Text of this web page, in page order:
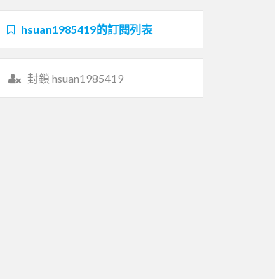
hsuan1985419的訂閱列表
封鎖 hsuan1985419